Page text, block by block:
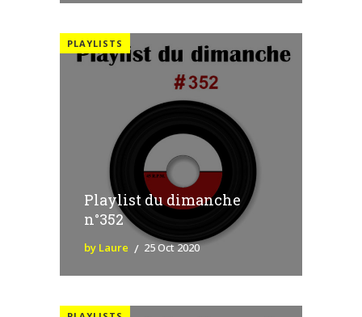
PLAYLISTS
Playlist du dimanche
n°352
by Laure 25 Oct 2020